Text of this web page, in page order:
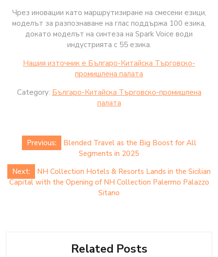
Чрез иновации като маршрутизиране на смесени езици,
моделът за разпознаване на глас поддържа 100 езика,
докато моделът на синтеза на Spark Voice води
индустрията с 55 езика.
Нашия източник е Българо-Китайска Търговско-
промишлена палaта
Category: Българо-Китайска Търговско-промишлена
палaта
Post
navigation
Previous:
Blended Travel as the Big Boost for All
Segments in 2025
Next:
NH Collection Hotels & Resorts Lands in the Sicilian
Capital with the Opening of NH Collection Palermo Palazzo
Sitano
Related Posts